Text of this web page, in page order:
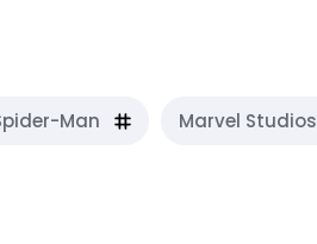
Marvel Studios
Man